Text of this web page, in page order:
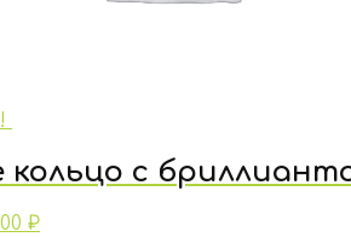
кольцо с
₽